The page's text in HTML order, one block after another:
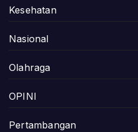
Kesehatan
Nasional
Olahraga
OPINI
Pertambangan